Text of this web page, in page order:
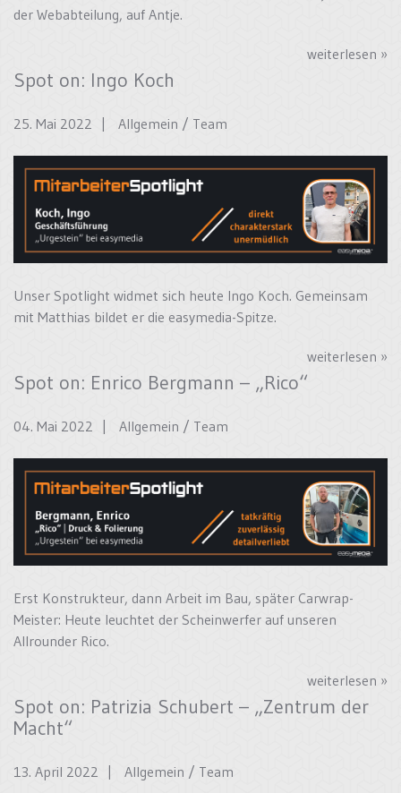
der Webabteilung, auf Antje.
weiterlesen »
Spot on: Ingo Koch
25. Mai 2022 | Allgemein / Team
Unser Spotlight widmet sich heute Ingo Koch. Gemeinsam
mit Matthias bildet er die easymedia-Spitze.
weiterlesen »
Spot on: Enrico Bergmann – „Rico“
04. Mai 2022 | Allgemein / Team
Erst Konstrukteur, dann Arbeit im Bau, später Carwrap-
Meister: Heute leuchtet der Scheinwerfer auf unseren
Allrounder Rico.
weiterlesen »
Spot on: Patrizia Schubert – „Zentrum der
Macht“
13. April 2022 | Allgemein / Team